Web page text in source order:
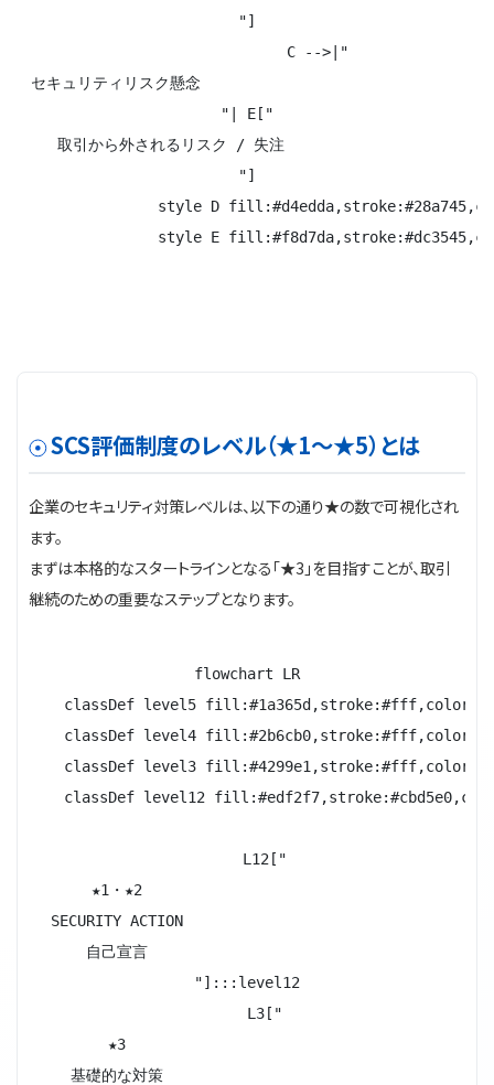
"]
                C -->|"
セキュリティリスク懸念
"| E["
取引から外されるリスク / 失注
"]
style D
style E
SCS評価制度のレベル（★1〜★5）とは
企業のセキュリティ対策レベルは、以下の通り★の数で可視化され
ます。
まずは本格的なスタートラインとなる「★3」を目指すことが、取引
継続のための重要なステップとなります。
flowchart LR
classDef level5
classDef level4
classDef level3
classDef level12
    L12["
★1・★2
SECURITY ACTION
自己宣言
"]:::level12
    L3["
★3
基礎的な対策